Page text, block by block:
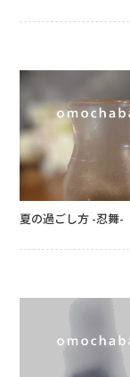
夏の過ごし方 -忍舞-